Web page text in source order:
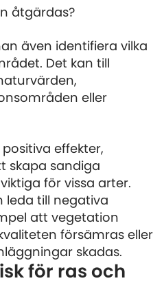
åtgärdas?
även identifiera vilka
Det kan till
eller
effekter,
skapa sandiga
för vissa arter.
leda till negativa
att vegetation
försämras eller
skadas.
för ras och